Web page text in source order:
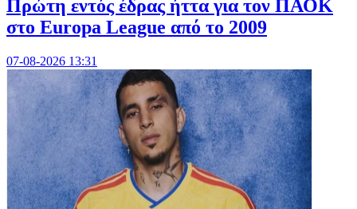
Πρώτη εντός έδρας ήττα για τον ΠΑΟΚ
στο Europa League από το 2009
07-08-2026 13:31